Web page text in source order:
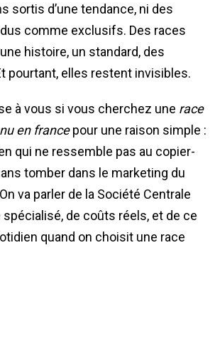
sortis d’une tendance, ni des
comme exclusifs. Des races
histoire, un standard, des
pourtant, elles restent invisibles.
à vous si vous cherchez une race
en francepour une raison simple :
qui ne ressemble pas au copier-
tomber dans le marketing du
va parler de la Société Centrale
spécialisé, de coûts réels, et de ce
quand on choisit une race